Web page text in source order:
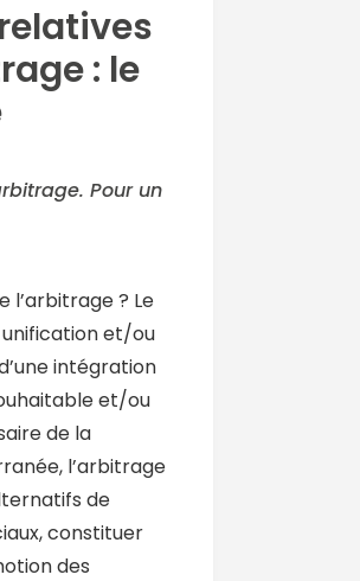
: le
Pour un
l’arbitrage ? Le
unification et/ou
intégration
et/ou
de la
l’arbitrage
de
constituer
des